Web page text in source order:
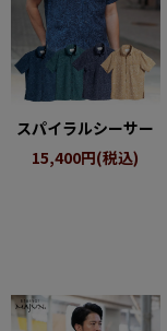
新商品
再入荷商品
アウトレット
レーベルから探す
スパイラルシーサー
15,400円(税込)